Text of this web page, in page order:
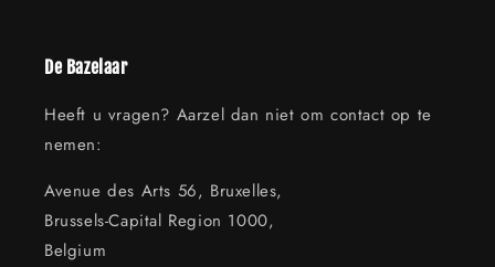
De Bazelaar
Heeft u vragen? Aarzel dan niet om contact op te
nemen:
Avenue des Arts 56, Bruxelles,
Brussels-Capital Region 1000,
Belgium